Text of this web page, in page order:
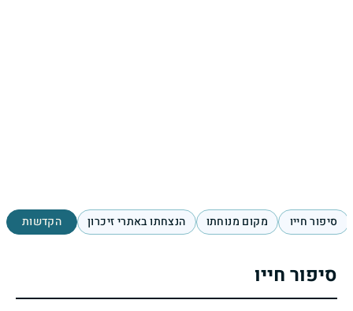
סיפור חייו מקום מנוחתו הנצחתו באתרי זיכרון הקדשות
סיפור חייו